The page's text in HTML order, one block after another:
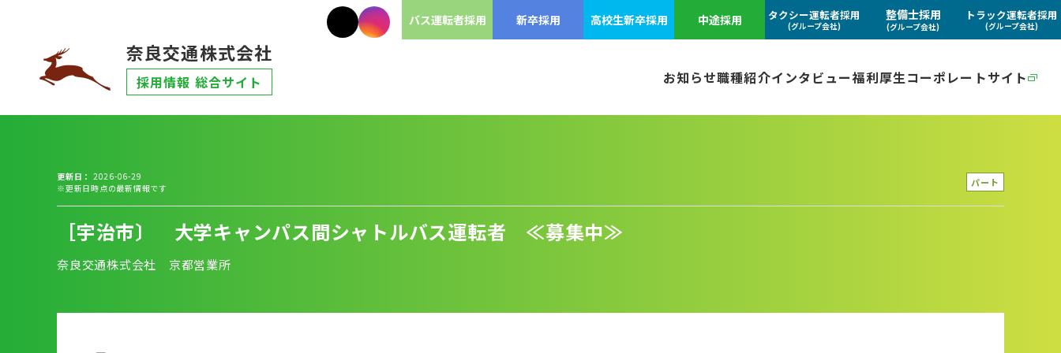
奈良交通株式会社
採用情報 総合サイト
バス運転者採用 新卒採用 高校生新卒採用 中途採用 タクシー運転者採用
(グループ会社)
整備士採用
(グループ会社)
トラック運転者採用
(グループ会社)
お知らせ職種紹介インタビュー福利厚生コーポレートサイト
更新日
2026-06-29
※更新日時点の最新情報です
パート
［宇治市〕 大学キャンパス間シャトルバス運転者 ≪募集中≫
奈良交通株式会社 京都営業所